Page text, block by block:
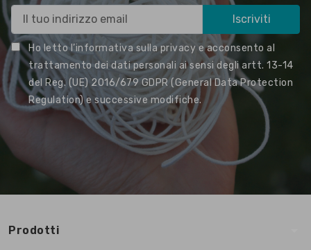
Ho letto l’informativa sulla privacy e acconsento al
trattamento dei dati personali ai sensi degli artt. 13-14
del Reg. (UE) 2016/679 GDPR (General Data Protection
Regulation) e successive modifiche.
Prodotti